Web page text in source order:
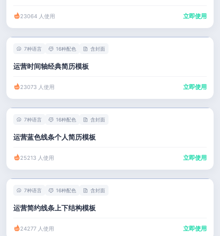
23064 人使用 立即使用
7种语言 16种配色 含封面
运营时间轴经典简历模板
23073 人使用 立即使用
7种语言 16种配色 含封面
运营蓝色线条个人简历模板
25213 人使用 立即使用
7种语言 16种配色 含封面
运营简约线条上下结构模板
24277 人使用 立即使用